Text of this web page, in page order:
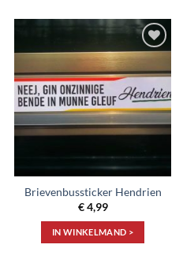
Toevoegen
aan
verlanglijst
Brievenbussticker Hendrien
€4,99
IN WINKELMAND >